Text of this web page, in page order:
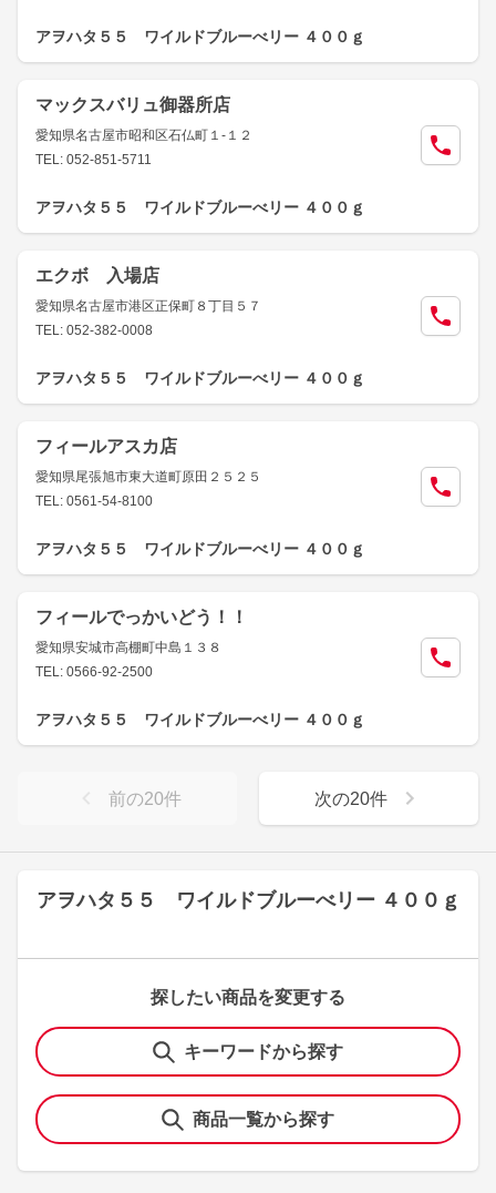
アヲハタ５５ ワイルドブルーべリー ４００ｇ
探したい商品を変更する
キーワードから探す
商品一覧から探す
アヲハタ５５ ワイルドブルーべリー ４００ｇ
マックスバリュ御器所店
愛知県名古屋市昭和区石仏町１-１２
TEL: 052-851-5711
アヲハタ５５ ワイルドブルーべリー ４００ｇ
エクボ 入場店
愛知県名古屋市港区正保町８丁目５７
TEL: 052-382-0008
アヲハタ５５ ワイルドブルーべリー ４００ｇ
フィールアスカ店
愛知県尾張旭市東大道町原田２５２５
TEL: 0561-54-8100
アヲハタ５５ ワイルドブルーべリー ４００ｇ
フィールでっかいどう！！
愛知県安城市高棚町中島１３８
TEL: 0566-92-2500
アヲハタ５５ ワイルドブルーべリー ４００ｇ
前の20件 次の20件